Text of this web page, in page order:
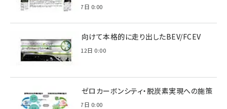
2022年7月7日 0:00
脱炭素に向けて本格的に走り出したBEV/FCEV
2022年6月12日 0:00
環境省のゼロカーボンシティ・脱炭素実現への施策
2021年3月7日 0:00